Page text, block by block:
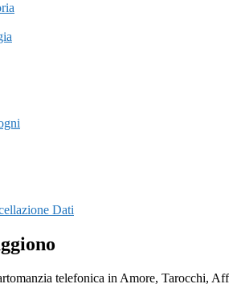
Dati
telefonica in Amore, Tarocchi,